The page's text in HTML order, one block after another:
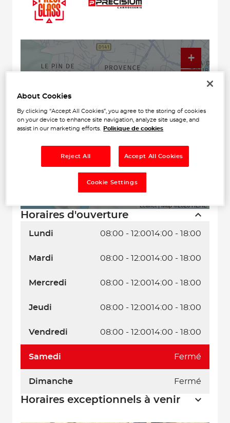
Horaires d'ouverture
Lundi 08:00 - 12:0014:00 - 18:00
Mardi 08:00 - 12:0014:00 - 18:00
Mercredi 08:00 - 12:0014:00 - 18:00
Jeudi 08:00 - 12:0014:00 - 18:00
Vendredi 08:00 - 12:0014:00 - 18:00
Samedi Fermé
Dimanche Fermé
Horaires exceptionnels à venir
+
Leaflet| Map ©2026HERE
About Cookies
By clicking “Accept All Cookies”, you agree to the storing of cookies
on your device to enhance site navigation, analyze site usage, and
assist in our marketing efforts.
Politique de cookies
Reject All Accept All Cookies
Cookie Settings